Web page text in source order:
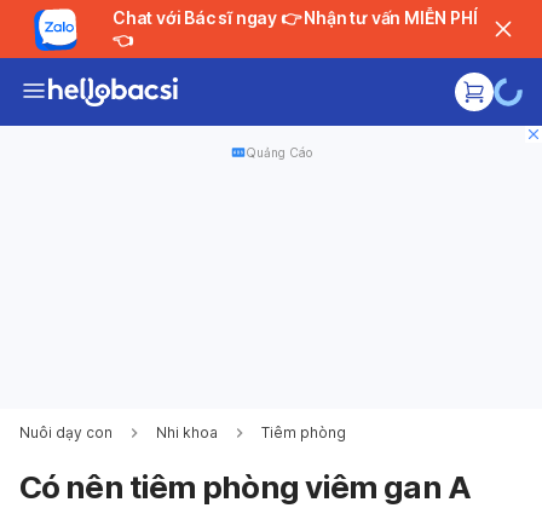
Chat với Bác sĩ ngay 👉 Nhận tư vấn MIỄN PHÍ
👈
Quảng Cáo
Nuôi dạy con Nhi khoa Tiêm phòng
Có nên tiêm phòng viêm gan A